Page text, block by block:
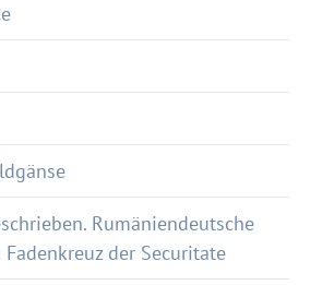
Rumäniendeutsche
der Securitate